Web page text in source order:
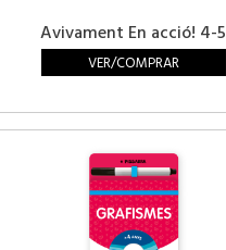
Avivament En acció! 4-5
VER/COMPRAR